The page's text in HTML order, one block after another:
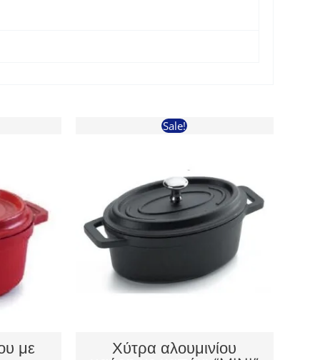
με
Sale!
Χύτρα αλουμινίου